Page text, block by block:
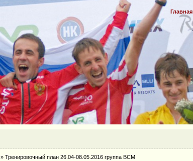
Главная
» Тренировочный план 26.04-08.05.2016 группа ВСМ